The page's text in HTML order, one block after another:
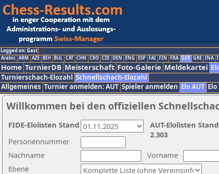
Logged on: Gast
Arabic ARM AZE BIH BUL CAT CHN CRO CZE DEN ENG ESP FAI FIN FRA GER GRE INA
Home TurnierDB Meisterschaft Foto-Galerie Meldekartei
Turnierschach-Elozahl Schnellschach-Elozahl
Allgemeines Turnier anmelden: AUT Spieler anmelden Elo AUT
Willkommen bei den offiziellen
Nachname
Vorname
Ebene
Personennummer
AUT-Elolisten
2.303
FIDE-Elolisten Stand